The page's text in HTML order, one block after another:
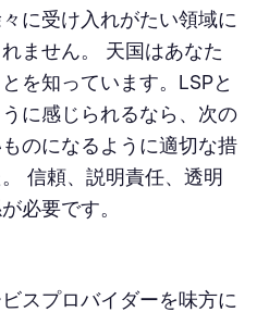
に受け入れがたい領域に
ません。 天国はあなた
を知っています。LSPと
に感じられるなら、次の
のになるように適切な措
信頼、説明責任、透明
必要です。
スプロバイダーを味方に